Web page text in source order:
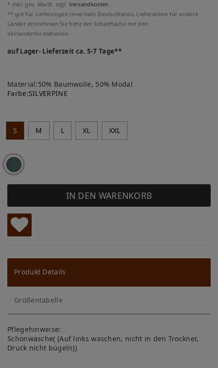
* inkl. ges. MwSt. zzgl. Versandkosten
** gilt für Lieferungen innerhalb Deutschlands, Lieferzeiten für andere
Länder entnehmen Sie bitte der Schaltfläche mit den
Versandinformationen.
auf Lager- Lieferzeit ca. 5-7 Tage**
Material:50% Baumwolle, 50% Modal
Farbe:SILVERPINE
S M L XL XXL
IN DEN WARENKORB
W
u
ns
ch
lis
te
Produkt Details
Größentabelle
Pflegehinweise:
Schonwäsche( (Auf links waschen, nicht in den Trockner,
Druck nicht bügeln))